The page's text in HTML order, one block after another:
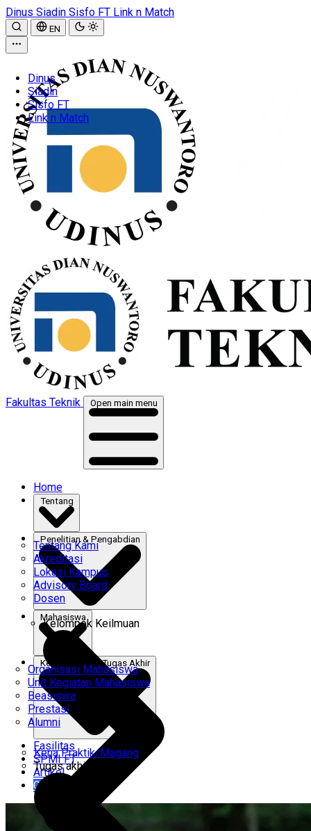
Dinus Siadin Sisfo FT Link n Match
EN
Dinus
Siadin
Sisfo FT
Link n Match
Fakultas Teknik Open main menu
Home
Tentang Kami
Akreditasi
Lokasi Kampus
Advisory Board
Dosen
Kelompok Keilmuan
Mahasiswa
Organisasi Mahasiswa
Unit Kegiatan Mahasiswa
Beasiswa
Prestasi
Alumni
Kerja Praktik & Tugas Akhir
Kerja Praktik/Magang
Tugas akhir
Fasilitas
SPMI FT
Artikel
Gabung Kami